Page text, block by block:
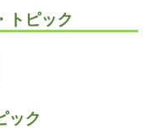
トピック
ック